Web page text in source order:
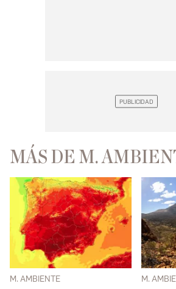
MÁS DE M.
M. AMBIENTE M.